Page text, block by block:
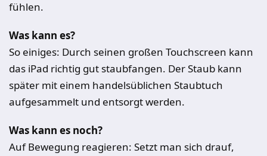
fühlen.
Was kann es?
So einiges: Durch seinen großen Touchscreen kann
das iPad richtig gut staubfangen. Der Staub kann
später mit einem handelsüblichen Staubtuch
aufgesammelt und entsorgt werden.
Was kann es noch?
Auf Bewegung reagieren: Setzt man sich drauf,